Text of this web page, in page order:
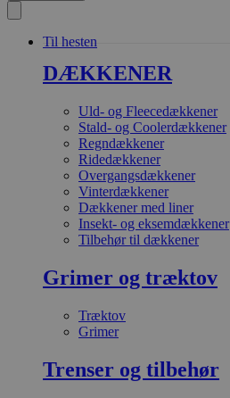
Til hesten
DÆKKENER
Uld- og Fleecedækkener
Stald- og Coolerdækkener
Regndækkener
Ridedækkener
Overgangsdækkener
Vinterdækkener
Dækkener med liner
Insekt- og eksemdækkener
Tilbehør til dækkener
Grimer og træktov
Træktov
Grimer
Trenser og tilbehør